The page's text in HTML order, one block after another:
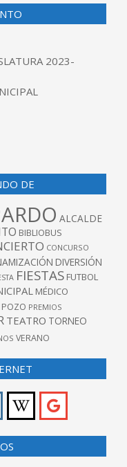
2023-
DE
ALCALDE
BIBLIOBUS
CONCURSO
DIVERSIÓN
FIESTAS FUTBOL
MÉDICO
POZO PREMIOS
TEATRO TORNEO
VERANO